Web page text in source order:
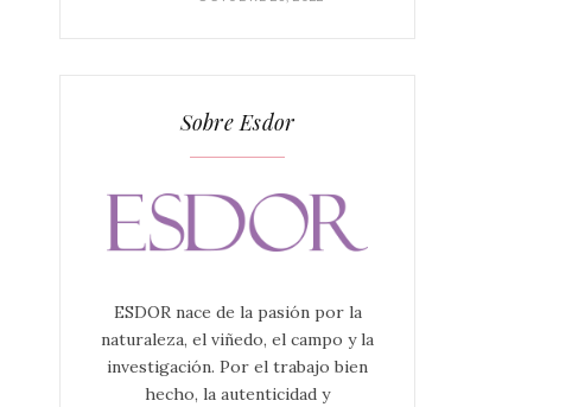
Sobre Esdor
ESDOR nace de la pasión por la
naturaleza, el viñedo, el campo y la
investigación. Por el trabajo bien
hecho, la autenticidad y